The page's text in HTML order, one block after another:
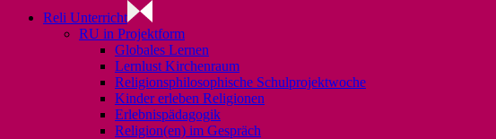
Reli Unterricht
RU in Projektform
Globales Lernen
Lernlust Kirchenraum
Religionsphilosophische Schulprojektwoche
Kinder erleben Religionen
Erlebnispädagogik
Religion(en) im Gespräch